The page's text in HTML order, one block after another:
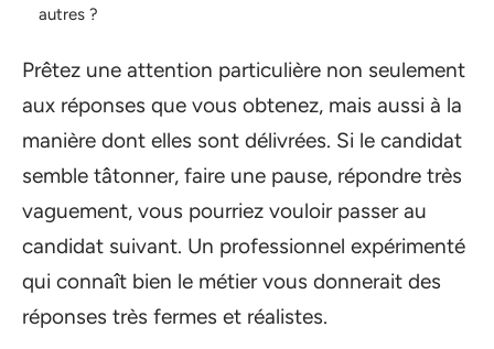
autres ?
Prêtez une attention particulière non seulement
aux réponses que vous obtenez, mais aussi à la
manière dont elles sont délivrées. Si le candidat
semble tâtonner, faire une pause, répondre très
vaguement, vous pourriez vouloir passer au
candidat suivant. Un professionnel expérimenté
qui connaît bien le métier vous donnerait des
réponses très fermes et réalistes.